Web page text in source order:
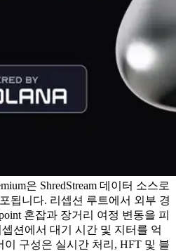
은 ShredStream 데이터 소스로
됩니다. 리셉션 루트에서 외부 경
혼잡과 장거리 여정 변동을 피
션에서 대기 시간 및 지터를 억
이 구성은 실시간 처리, HFT 및 블